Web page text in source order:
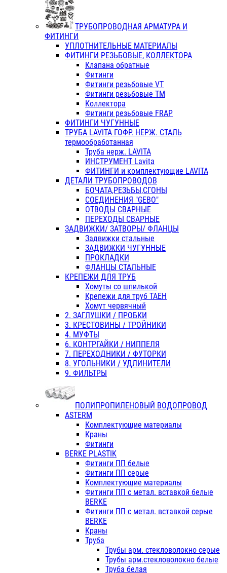
ТРУБОПРОВОДНАЯ АРМАТУРА И
ФИТИНГИ
УПЛОТНИТЕЛЬНЫЕ МАТЕРИАЛЫ
ФИТИНГИ РЕЗЬБОВЫЕ, КОЛЛЕКТОРА
Клапана обратные
Фитинги
Фитинги резьбовые VT
Фитинги резьбовые ТМ
Коллектора
Фитинги резьбовые FRAP
ФИТИНГИ ЧУГУННЫЕ
ТРУБА LAVITA ГОФР. НЕРЖ. СТАЛЬ
термообработанная
Труба нерж. LAVITA
ИНСТРУМЕНТ Lavita
ФИТИНГИ и комплектующие LAVITA
ДЕТАЛИ ТРУБОПРОВОДОВ
БОЧАТА,РЕЗЬБЫ,СГОНЫ
СОЕДИНЕНИЯ "GEBO"
ОТВОДЫ СВАРНЫЕ
ПЕРЕХОДЫ СВАРНЫЕ
ЗАДВИЖКИ/ ЗАТВОРЫ/ ФЛАНЦЫ
Задвижки стальные
ЗАДВИЖКИ ЧУГУННЫЕ
ПРОКЛАДКИ
ФЛАНЦЫ СТАЛЬНЫЕ
КРЕПЕЖИ ДЛЯ ТРУБ
Хомуты со шпилькой
Крепежи для труб ТАЕН
Хомут червячный
2. ЗАГЛУШКИ / ПРОБКИ
3. КРЕСТОВИНЫ / ТРОЙНИКИ
4. МУФТЫ
6. КОНТРГАЙКИ / НИППЕЛЯ
7. ПЕРЕХОДНИКИ / ФУТОРКИ
8. УГОЛЬНИКИ / УДЛИНИТЕЛИ
9. ФИЛЬТРЫ
ПОЛИПРОПИЛЕНОВЫЙ ВОДОПРОВОД
ASTERM
Комплектующие материалы
Краны
Фитинги
BERKE PLASTIK
Фитинги ПП белые
Фитинги ПП серые
Комплектующие материалы
Фитинги ПП с метал. вставкой белые
BERKE
Фитинги ПП с метал. вставкой серые
BERKE
Краны
Труба
Трубы арм. стекловолокно серые
Трубы арм.стекловолокно белые
Труба белая